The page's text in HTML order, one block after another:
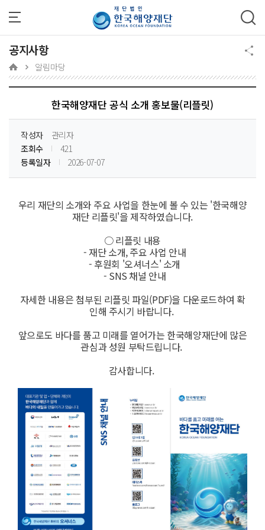
본문 바로가기
주메뉴 바로가기
하단 바로가기
공지사항
알림마당
한국해양재단 공식 소개 홍보물(리플릿)
작성자
관리자
조회수
421
등록일자
2026-07-07
우리 재단의 소개와 주요 사업을 한눈에 볼 수 있는 '한국해양
재단 리플릿'을 제작하였습니다.
○ 리플릿 내용
- 재단 소개, 주요 사업 안내
- 후원회 '오셔너스' 소개
- SNS 채널 안내
자세한 내용은 첨부된 리플릿 파일(PDF)을 다운로드하여 확
인해 주시기 바랍니다.
앞으로도 바다를 품고 미래를 열어가는 한국해양재단에 많은
관심과 성원 부탁드립니다.
감사합니다.